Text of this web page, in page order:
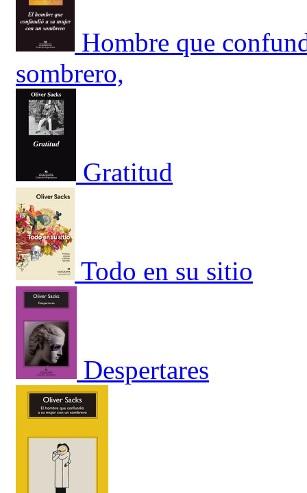
Hombre que
sombrero,
Gratitud
Todo en su sitio
Despertares